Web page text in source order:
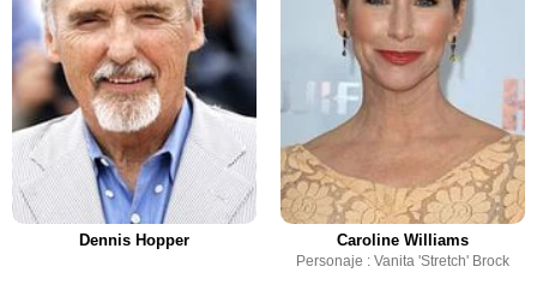
Dennis Hopper Caroline Williams
Personaje : Vanita 'Stretch' Brock